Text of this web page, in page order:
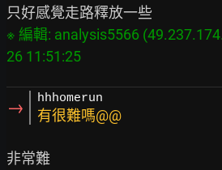
※ 編輯: analysis5566
→ hhhomerun
有很難嗎@@
非常難